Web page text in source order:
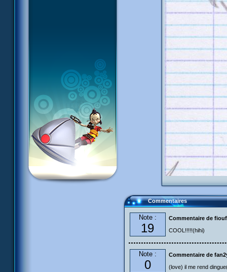
Commentaires
Note :
19
Commentaire de
COOL!!!!!(hihi)
Note :
0
Commentaire de
(love) il me rend